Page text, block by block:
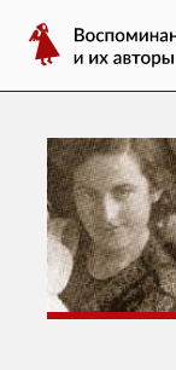
содержимому
Воспоминания
о
ГУЛАГе
их
авторы